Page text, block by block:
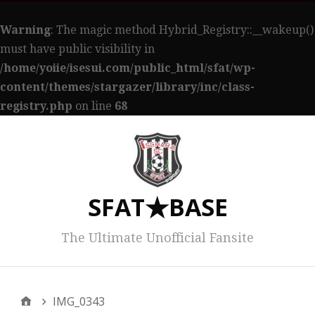
Warning: The magic method Hybrid_Registry::__wakeup()
must have public visibility in
/home/yoiie/isesui.com/public_html/sfat/wp-
content/themes/stargazer/library/inc/class-
registry.php on line 68
SFAT★BASE
The Ultimate Unofficial Fansite
IMG_0343